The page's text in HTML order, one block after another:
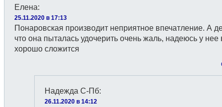
Елена:
25.11.2020 в 17:13
Понаровская производит неприятное впечатление. А
что она пыталась удочерить очень жаль, надеюсь у нее
хорошо сложится
Надежда С-Пб:
26.11.2020 в 14:12